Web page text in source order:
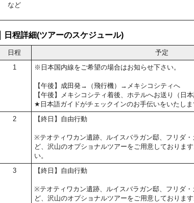
など
日程詳細(ツアーのスケジュール)
日程 予定
1
※日本国内線をご希望の場合はお知らせ下さい。
【午後】成田発→（飛行機）→メキシコシティへ
【午後】メキシコシティ着後、ホテルへお送り（日本
★日本語ガイドがチェックインのお手伝いをいたしま
2 【終日】自由行動
※テオティワカン遺跡、ルイスバラガン邸、フリダ
ど、沢山のオプショナルツアーをご用意しておりま
い。
3 【終日】自由行動
※テオティワカン遺跡、ルイスバラガン邸、フリダ
ど、沢山のオプショナルツアーをご用意しておりま